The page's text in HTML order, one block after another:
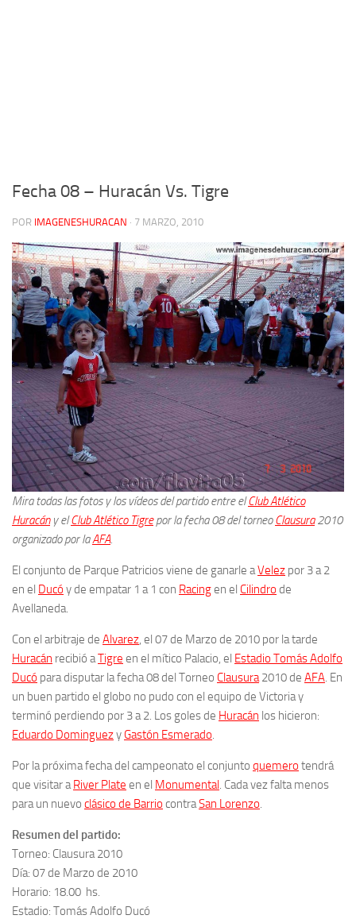
Fecha 08 – Huracán Vs. Tigre
POR IMAGENESHURACAN · 7 MARZO, 2010
Mira todas las fotos y los vídeos del partido entre elClub Atlético
Huracány elClub Atlético Tigrepor la fecha 08 del torneoClausura2010
organizado por laAFA
El conjunto de Parque Patricios viene de ganarle aVelez por 3 a 2
en el Ducó y de empatar 1 a 1 con Racingen el Cilindro de
Avellaneda.
Con el arbitraje de Alvarez , el 07 de Marzo de 2010 por la tarde
Huracán recibió aTigre en el mítico Palacio, el Estadio Tomás Adolfo
Ducó para disputar la fecha 08 del Torneo Clausura 2010 de AFA . En
un buen partido el globo no pudo con el equipo de Victoria y
terminó perdiendo por 3 a 2. Los goles de Huracán los hicieron:
Eduardo Dominguezy Gastón Esmerado
Por la próxima fecha del campeonato el conjunto quemero tendrá
que visitar a River Plate en el Monumental . Cada vez falta menos
para un nuevo clásico de Barrio contraSan Lorenzo
Resumen del partido:
Torneo: Clausura 2010
Día: 07 de Marzo de 2010
Horario: 18.00 hs.
Estadio: Tomás Adolfo Ducó